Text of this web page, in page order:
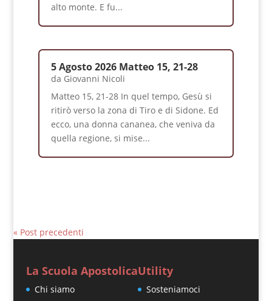
alto monte. E fu...
5 Agosto 2026 Matteo 15, 21-28
da Giovanni Nicoli
Matteo 15, 21-28 In quel tempo, Gesù si
ritirò verso la zona di Tiro e di Sidone. Ed
ecco, una donna cananea, che veniva da
quella regione, si mise...
« Post precedenti
La Scuola Apostolica
Chi siamo
Utility
Sosteniamoci